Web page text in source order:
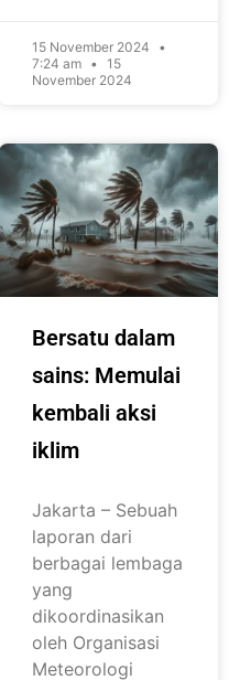
15 November 2024
7:24 am
15
November 2024
Bersatu dalam
sains: Memulai
kembali aksi
iklim
Jakarta – Sebuah
laporan dari
berbagai lembaga
yang
dikoordinasikan
oleh Organisasi
Meteorologi